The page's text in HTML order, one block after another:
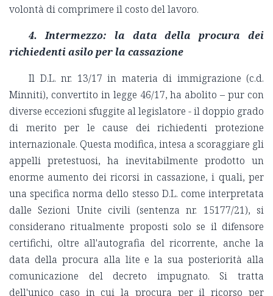
volontà di comprimere il costo del lavoro.
4.
Intermezzo: la data della procura dei
richiedenti asilo per la cassazione
Il D.L. nr. 13/17 in materia di immigrazione (c.d.
Minniti), convertito in legge 46/17, ha abolito – pur con
diverse eccezioni sfuggite al legislatore - il doppio grado
di merito per le cause dei richiedenti protezione
internazionale. Questa modifica, intesa a scoraggiare gli
appelli pretestuosi, ha inevitabilmente prodotto un
enorme aumento dei ricorsi in cassazione, i quali, per
una specifica norma dello stesso D.L. come interpretata
dalle Sezioni Unite civili (sentenza nr. 15177/21), si
considerano ritualmente proposti solo se il difensore
certifichi, oltre all'autografia del ricorrente, anche la
data della procura alla lite e la sua posteriorità alla
comunicazione del decreto impugnato. Si tratta
dell'unico caso in cui la procura per il ricorso per